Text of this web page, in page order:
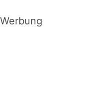
Werbung